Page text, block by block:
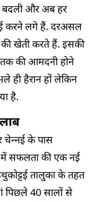
बदली और अब हर
करने लगे हैं. दरअसल
की खेती करते हैं. इसकी
की आमदनी होने
ही हैरान हों लेकिन
है.
चेन्‍नई के पास
में सफलता की एक नई
तालुका के तहत
पिछले 40 सालों से